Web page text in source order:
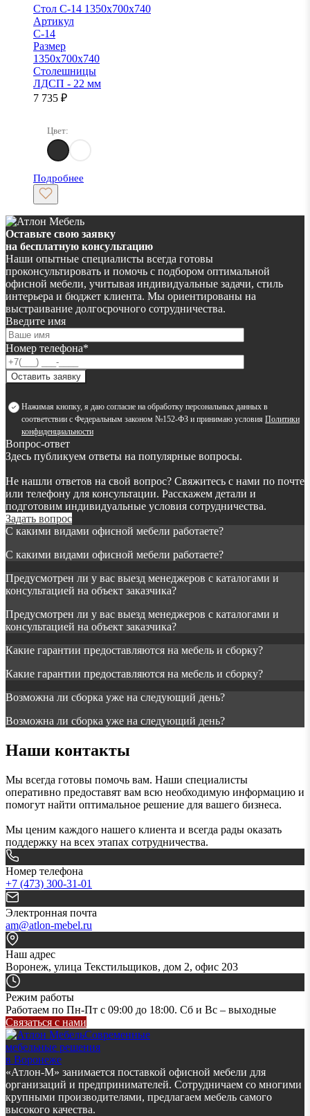
Стол С-14 1350х700х740
Артикул
С-14
Размер
1350х700х740
Столешницы
ЛДСП - 22 мм
7 735 ₽
Цвет:
Джара Госфорт
Подробнее
Оставьте свою заявку
на бесплатную консультацию
Наши опытные специалисты всегда готовы
проконсультировать и помочь с подбором оптимальной
офисной мебели, учитывая индивидуальные задачи, стиль
интерьера и бюджет клиента. Мы ориентированы на
выстраивание долгосрочного сотрудничества.
Введите имя
Номер телефона*
Оставить заявку
Нажимая кнопку, я даю согласие на обработку персональных данных в
соответствии с Федеральным законом №152-ФЗ и принимаю условия Политики
конфиденциальности
Вопрос-ответ
Здесь публикуем ответы на популярные вопросы.
Не нашли ответов на свой вопрос? Свяжитесь с нами по почте
или телефону для консультации. Расскажем детали и
подготовим индивидуальные условия сотрудничества.
Задать вопрос
С какими видами офисной мебели работаете?
С какими видами офисной мебели работаете?
Предусмотрен ли у вас выезд менеджеров с каталогами и
консультацией на объект заказчика?
Предусмотрен ли у вас выезд менеджеров с каталогами и
консультацией на объект заказчика?
Какие гарантии предоставляются на мебель и сборку?
Какие гарантии предоставляются на мебель и сборку?
Возможна ли сборка уже на следующий день?
Возможна ли сборка уже на следующий день?
Наши контакты
Мы всегда готовы помочь вам. Наши специалисты
оперативно предоставят вам всю необходимую информацию и
помогут найти оптимальное решение для вашего бизнеса.
Мы ценим каждого нашего клиента и всегда рады оказать
поддержку на всех этапах сотрудничества.
Номер телефона
+7 (473) 300-31-01
Электронная почта
am@atlon-mebel.ru
Наш адрес
Воронеж, улица Текстильщиков, дом 2, офис 203
Режим работы
Работаем по Пн-Пт с 09:00 до 18:00. Сб и Вс – выходные
Связаться с нами
Современные
мебельные решения
в Воронеже
«Атлон-М» занимается поставкой офисной мебели для
организаций и предпринимателей. Сотрудничаем со многими
крупными производителями, предлагаем мебель самого
высокого качества.